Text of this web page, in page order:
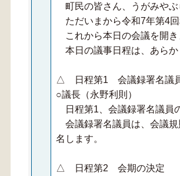
町民の皆さん、うがみや
ただいまから令和7年第4
これから本日の会議を開き
本日の議事日程は、あらか
△ 日程第1 会議録署名議
○議長（永野利則）
日程第1、会議録署名議員
会議録署名議員は、会議規
名します。
△ 日程第2 会期の決定